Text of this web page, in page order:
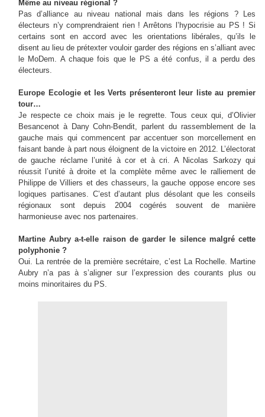
Même au niveau régional ?
Pas d’alliance au niveau national mais dans les régions ? Les
électeurs n’y comprendraient rien ! Arrêtons l’hypocrisie au PS ! Si
certains sont en accord avec les orientations libérales, qu’ils le
disent au lieu de prétexter vouloir garder des régions en s’alliant avec
le MoDem. A chaque fois que le PS a été confus, il a perdu des
électeurs.
Europe Ecologie et les Verts présenteront leur liste au premier
tour…
Je respecte ce choix mais je le regrette. Tous ceux qui, d’Olivier
Besancenot à Dany Cohn-Bendit, parlent du rassemblement de la
gauche mais qui commencent par accentuer son morcellement en
faisant bande à part nous éloignent de la victoire en 2012. L’électorat
de gauche réclame l’unité à cor et à cri. A Nicolas Sarkozy qui
réussit l’unité à droite et la complète même avec le ralliement de
Philippe de Villiers et des chasseurs, la gauche oppose encore ses
logiques partisanes. C’est d’autant plus désolant que les conseils
régionaux sont depuis 2004 cogérés souvent de manière
harmonieuse avec nos partenaires.
Martine Aubry a-t-elle raison de garder le silence malgré cette
polyphonie ?
Oui. La rentrée de la première secrétaire, c’est La Rochelle. Martine
Aubry n’a pas à s’aligner sur l’expression des courants plus ou
moins minoritaires du PS.